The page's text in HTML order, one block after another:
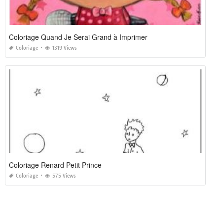
Coloriage Quand Je Serai Grand à Imprimer
Coloriage 1319 Views
Coloriage Renard Petit Prince
Coloriage 575 Views